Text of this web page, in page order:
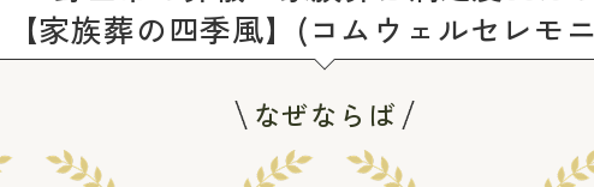
【家族葬の四季風】(コムウェルセレモ
なぜならば